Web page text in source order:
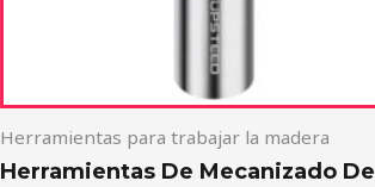
Herramientas para trabajar la madera
Herramientas De Mecanizado De